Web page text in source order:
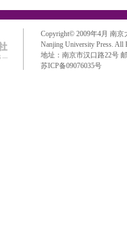
Copyright© 2009年4月 南京
Nanjing University Press. All
地址：南京市汉口路22号
苏ICP备09076035号